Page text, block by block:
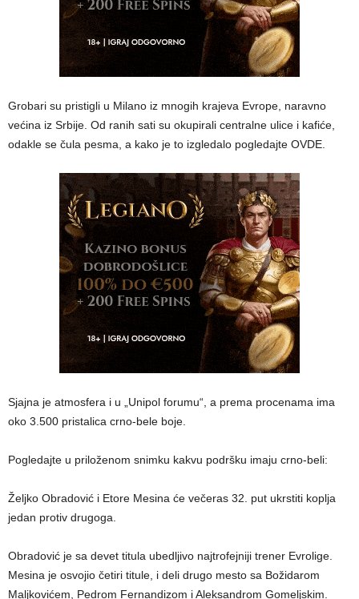
Grobari su pristigli u Milano iz mnogih krajeva Evrope, naravno
većina iz Srbije. Od ranih sati su okupirali centralne ulice i kafiće,
odakle se čula pesma, a kako je to izgledalo pogledajte OVDE.
Sjajna je atmosfera i u „Unipol forumu“, a prema procenama ima
oko 3.500 pristalica crno-bele boje.
Pogledajte u priloženom snimku kakvu podršku imaju crno-beli:
Željko Obradović i Etore Mesina će večeras 32. put ukrstiti koplja
jedan protiv drugoga.
Obradović je sa devet titula ubedljivo najtrofejniji trener Evrolige.
Mesina je osvojio četiri titule, i deli drugo mesto sa Božidarom
Maljkovićem, Pedrom Fernandizom i Aleksandrom Gomeljskim.